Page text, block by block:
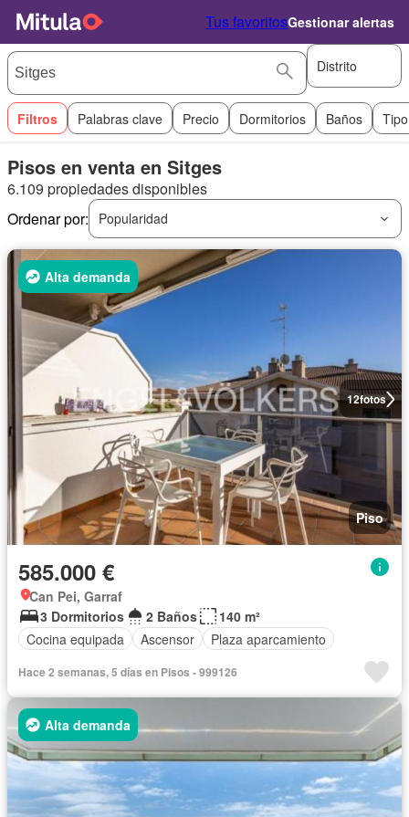
Tus favoritosGestionar alertas
Distrito
Filtros Palabras clave Precio Dormitorios Baños
Pisos en venta en Sitges
6.109 propiedades disponibles
Ordenar por:
Popularidad
12fotos
Alta demanda
Piso
585.000 €
Can Pei, Garraf
3 Dormitorios
2 Baños
140 m²
Cocina equipada
Ascensor Plaza aparcamiento
Hace 2 semanas, 5 días en Pisos - 999126
Alta demanda